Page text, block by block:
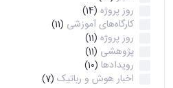
روز پروژه (14)
کارگاه‌های آموزشی (11)
روز پروژه (11)
پژوهشی (11)
رویدادها (10)
اخبار هوش و رباتیک (7)